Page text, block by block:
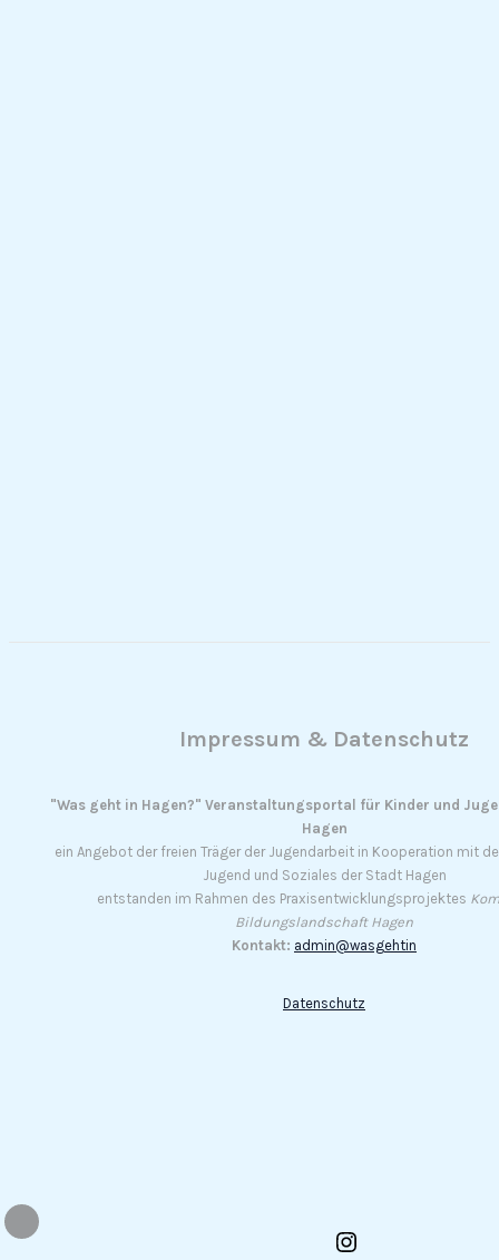
Impressum & Datenschutz
"Was geht in Hagen?" Veranstaltungsportal für Kinder und
Hagen
ein Angebot der freien Träger der Jugendarbeit in Kooperation mit
Jugend und Soziales der Stadt Hagen
entstanden im Rahmen des Praxisentwicklungsprojektes
Bildungslandschaft Hagen
Kontakt: admin@wasgehtin
Datenschutz